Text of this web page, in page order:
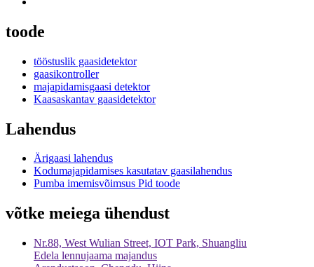
toode
tööstuslik gaasidetektor
gaasikontroller
majapidamisgaasi detektor
Kaasaskantav gaasidetektor
Lahendus
Ärigaasi lahendus
Kodumajapidamises kasutatav gaasilahendus
Pumba imemisvõimsus Pid toode
võtke meiega ühendust
Nr.88, West Wulian Street, IOT Park, Shuangliu
Edela lennujaama majandus